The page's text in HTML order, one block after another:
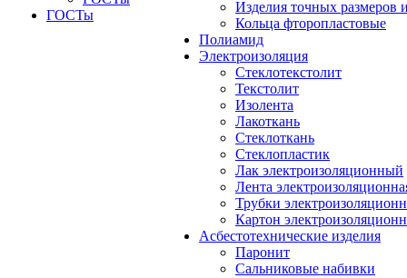
ГОСТы
Изделия точных размеров
Кольца фторопластовые
Полиамид
Электроизоляция
Стеклотекстолит
Текстолит
Изолента
Лакоткань
Стеклоткань
Стеклопластик
Лак электроизоляционный
Лента
Трубки
Картон
Асбестотехнические изделия
Паронит
Сальниковые набивки